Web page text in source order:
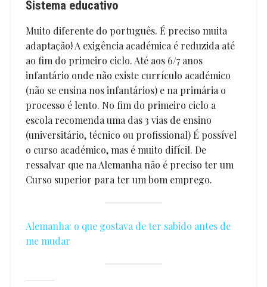
Sistema educativo
Muito diferente do português. É preciso muita
adaptação! A exigência académica é reduzida até
ao fim do primeiro ciclo. Até aos 6/7 anos
infantário onde não existe currículo académico
(não se ensina nos infantários) e na primária o
processo é lento. No fim do primeiro ciclo a
escola recomenda uma das 3 vias de ensino
(universitário, técnico ou profissional) É possível
o curso académico, mas é muito difícil. De
ressalvar que na Alemanha não é preciso ter um
Curso superior para ter um bom emprego.
Alemanha: o que gostava de ter sabido antes de
me mudar